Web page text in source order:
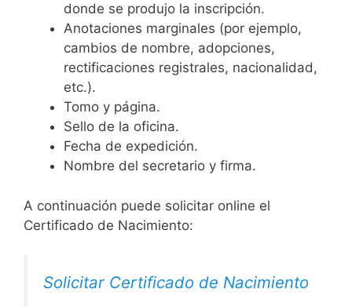
donde se produjo la inscripción.
Anotaciones marginales (por ejemplo,
cambios de nombre, adopciones,
rectificaciones registrales, nacionalidad,
etc.).
Tomo y página.
Sello de la oficina.
Fecha de expedición.
Nombre del secretario y firma.
A continuación puede solicitar online el
Certificado de Nacimiento:
Solicitar Certificado de Nacimiento